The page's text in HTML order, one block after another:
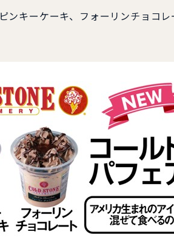
ンキーケーキ、フォーリンチョコレ